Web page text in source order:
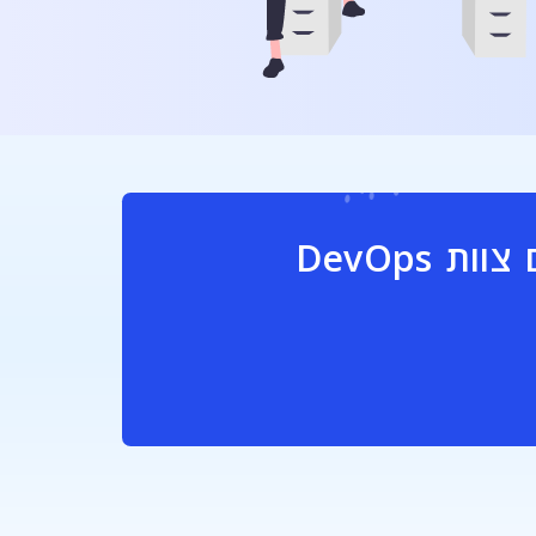
לשירותכם לא רק צוות תמיכה טכנית, אלא גם צוות DevOps